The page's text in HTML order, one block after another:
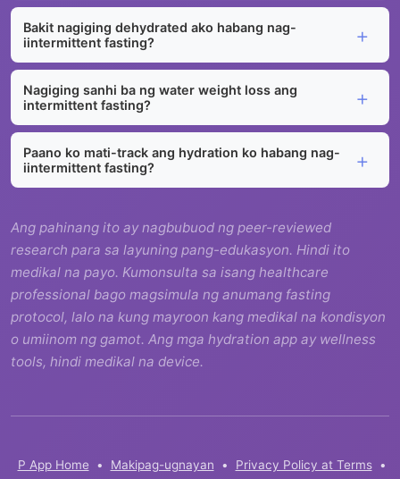
Bakit nagiging dehydrated ako habang nag-
iintermittent fasting?
Nagiging sanhi ba ng water weight loss ang
intermittent fasting?
Paano ko mati-track ang hydration ko habang nag-
iintermittent fasting?
Ang pahinang ito ay nagbubuod ng peer-reviewed
research para sa layuning pang-edukasyon. Hindi ito
medikal na payo. Kumonsulta sa isang healthcare
professional bago magsimula ng anumang fasting
protocol, lalo na kung mayroon kang medikal na kondisyon
o umiinom ng gamot. Ang mga hydration app ay wellness
tools, hindi medikal na device.
P App Home • Makipag-ugnayan • Privacy Policy at Terms •